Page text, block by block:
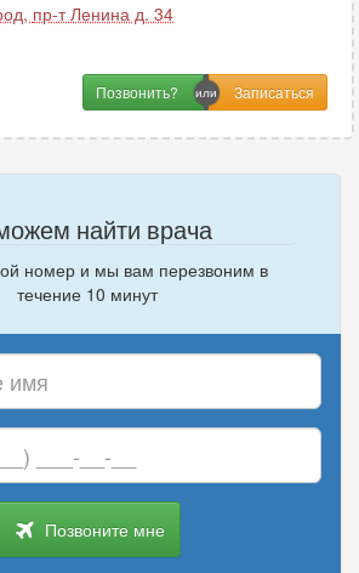
, пр-т Ленина д. 34
Позвонить?
найти врача
номер и мы вам перезвоним в
течение 10 минут
номер
телефона
Позвоните мне